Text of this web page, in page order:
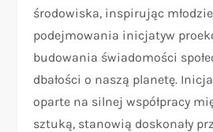
środowiska, inspirując
podejmowania inicjatyw
budowania świadomości
dbałości o naszą planetę.
oparte na silnej współpracy
sztuką, stanowią doskonały